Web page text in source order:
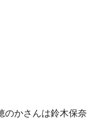
のかさんは鈴木保奈